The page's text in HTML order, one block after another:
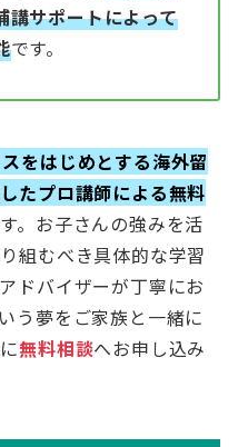
講サポートによって
です。
をはじめとする海外留
たプロ講師による無料
。お子さんの強みを活
組むべき具体的な学習
ドバイザーが丁寧にお
う夢をご家族と一緒に
無料相談へお申し込み